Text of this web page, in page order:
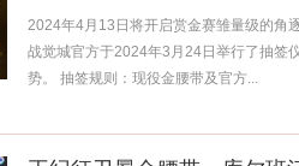
2024年4月13日将开启赏金赛雏量级的角
战觉城官方于2024年3月24日举行了抽签
势。 抽签规则：现役金腰带及官方...